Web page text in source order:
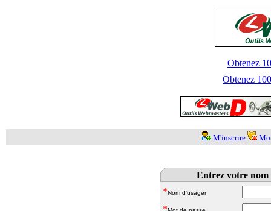
Obtenez
Obtenez
M'inscrire
Entrez votre nom
*Nom d'usager
*